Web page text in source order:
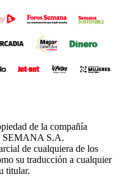
de la compañía
SEMANA S.A.
de cualquiera de los
su traducción a cualquier
titular.